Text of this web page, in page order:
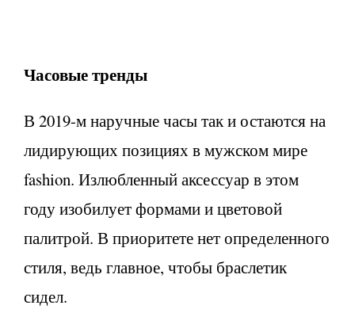
Часовые тренды
В 2019-м наручные часы так и остаются на
лидирующих позициях в мужском мире
fashion. Излюбленный аксессуар в этом
году изобилует формами и цветовой
палитрой. В приоритете нет определенного
стиля, ведь главное, чтобы браслетик
сидел.